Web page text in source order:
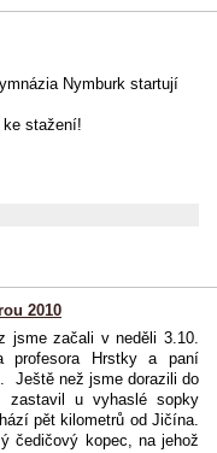
Nymburk startují
ke stažení!
2010
jsme začali v neděli 3.10.
profesora Hrstky a paní
Ještě než jsme dorazili do
zastavil u vyhaslé sopky
pět kilometrů od Jičína.
čedičový kopec, na jehož